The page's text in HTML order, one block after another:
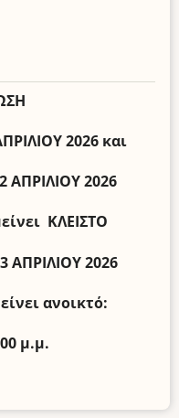
2026 και
ΑΠΡΙΛΙΟΥ 2026
ΚΛΕΙΣΤΟ
ΑΠΡΙΛΙΟΥ 2026
ανοικτό:
μ.μ.